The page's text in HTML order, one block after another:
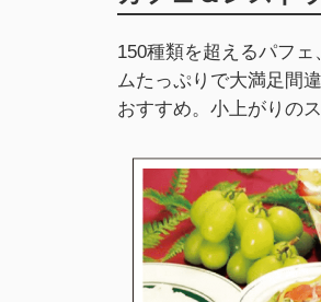
150種類を超えるパフ
ムたっぷりで大満足間
おすすめ。小上がりの